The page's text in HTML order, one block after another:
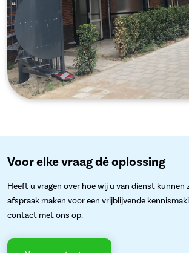
Voor elke vraag dé oplossing
Heeft u vragen over hoe wij u van dienst kunnen
afspraak maken voor een vrijblijvende
contact met ons op.